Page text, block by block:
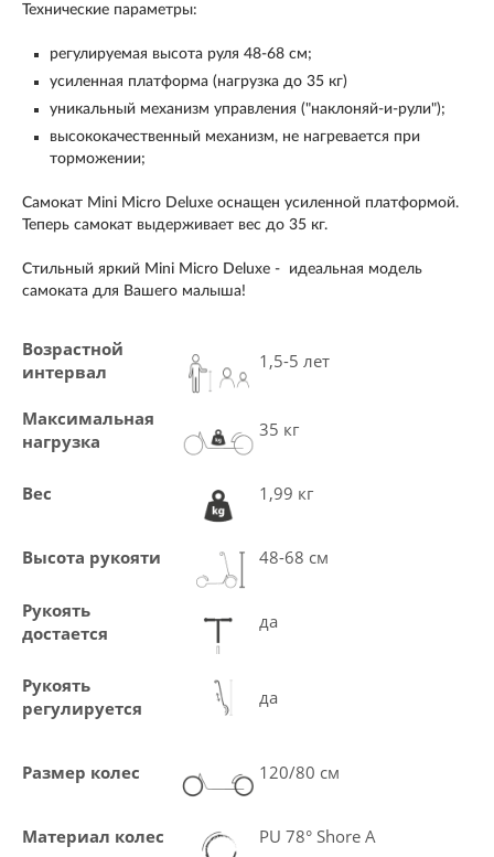
Технические параметры:
регулируемая высота руля 48-68 см;
усиленная платформа (нагрузка до 35 кг)
уникальный механизм управления ("наклоняй-и-рули");
высококачественный механизм, не нагревается при
торможении;
Самокат Mini Micro Deluxe оснащен усиленной платформой.
Теперь самокат выдерживает вес до 35 кг.
Стильный яркий Mini Micro Deluxe - идеальная модель
самоката для Вашего малыша!
Возрастной
интервал
1,5-5 лет
Максимальная
нагрузка
35 кг
Вес 1,99 кг
Высота рукояти 48-68 см
Рукоять
достается
да
Рукоять
регулируется
да
Размер колес 120/80 см
Материал колес PU 78° Shore A